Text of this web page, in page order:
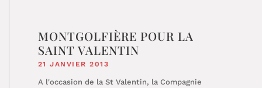
MONTGOLFIÈRE POUR LA
SAINT VALENTIN
21 JANVIER 2013
A l'occasion de la St Valentin, la Compagnie